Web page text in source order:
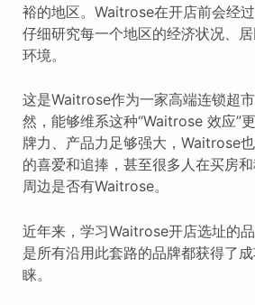
裕的地区。Waitrose在开店前会经
仔细研究每一个地区的经济状况、
环境。
这是Waitrose作为一家高端连锁超
然，能够维系这种“Waitrose 效应”
牌力、产品力足够强大，Waitrose
的喜爱和追捧，甚至很多人在买房
周边是否有Waitrose。
近年来，学习Waitrose开店选址的
是所有沿用此套路的品牌都获得了
睐。